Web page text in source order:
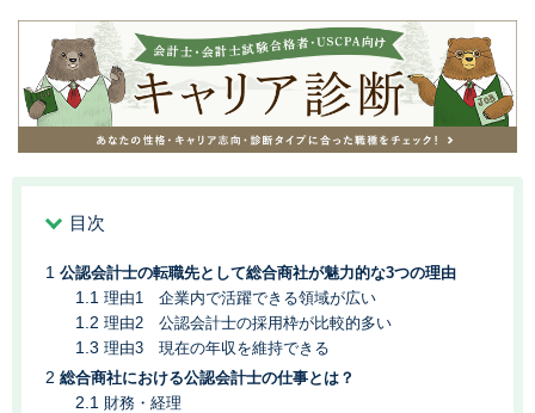
目次
公認会計士の転職先として総合商社が魅力的な3つの理由
理由1 企業内で活躍できる領域が広い
理由2 公認会計士の採用枠が比較的多い
理由3 現在の年収を維持できる
総合商社における公認会計士の仕事とは？
財務・経理